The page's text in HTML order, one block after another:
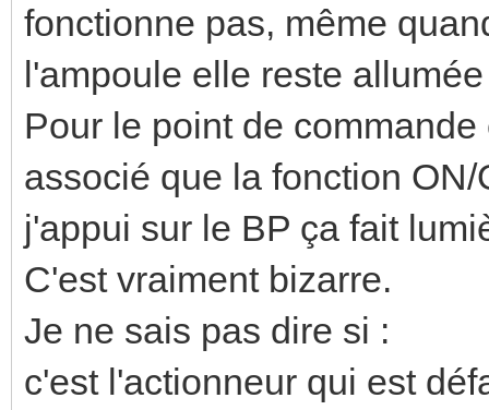
fonctionne pas, même
l'ampoule elle reste
Pour le point de
associé que la fonction
j'appui sur le BP ça fait
C'est vraiment bizarre.
Je ne sais pas dire si :
c'est l'actionneur qui est